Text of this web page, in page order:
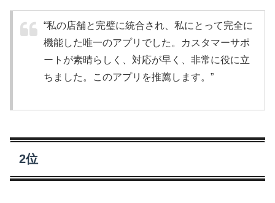
“私の店舗と完璧に統合され、私にとって完全に
機能した唯一のアプリでした。カスタマーサポ
ートが素晴らしく、対応が早く、非常に役に立
ちました。このアプリを推薦します。”
2位